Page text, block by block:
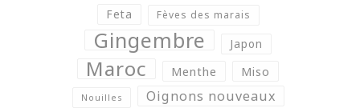
Feta Fèves des marais
Gingembre Japon
Maroc Menthe Miso
Nouilles Oignons nouveaux